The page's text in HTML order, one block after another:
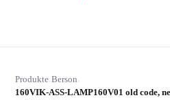
Produkte›Berson›
160VIK-ASS-LAMP160V01 old code,